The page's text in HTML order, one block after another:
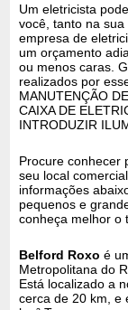
Um eletricista
você, tanto na
empresa de
um orçamento
ou menos caras.
realizados por
MANUTENÇÃO
CAIXA DE
INTRODUZIR
Procure conhecer
seu local
informações
pequenos e
conheça melhor o
Belford Roxo é
Metropolitana do
Está localizado a
cerca de 20 km, e